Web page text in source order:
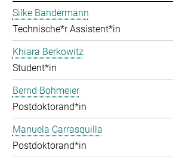
Silke Bandermann
Technische*r Assistent*in
Khiara Berkowitz
Student*in
Bernd Bohmeier
Postdoktorand*in
Manuela Carrasquilla
Postdoktorand*in